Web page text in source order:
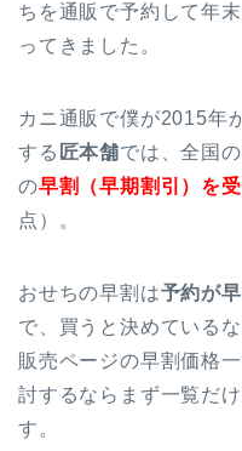
ちを通販で予約して年
ってきました。
カニ通販で僕が2015年
する 匠本舗では、全国
の早割（早期割引）を
点）。
おせちの早割は予約が
で、買うと決めている
販売ページの早割価格
討するならまず一覧だ
す。